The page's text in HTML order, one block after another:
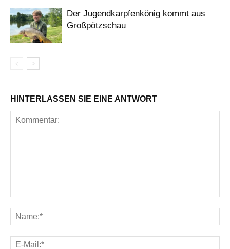
Der Jugendkarpfenkönig kommt aus
Großpötzschau
HINTERLASSEN SIE EINE ANTWORT